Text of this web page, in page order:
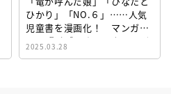
ひかり」「NO.６」……人気
児童書を漫画化！ マンガサ
イト『ビブリオシリウス』誕
生！
2025.03.28